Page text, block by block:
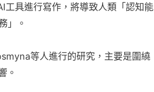
工具進行寫作，將導致人類「認知能
」。
等人進行的研究，主要是圍繞
。